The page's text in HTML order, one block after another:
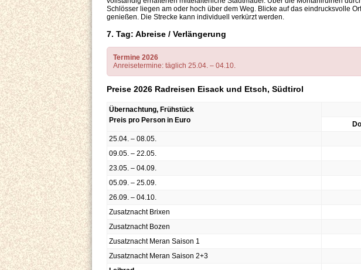
Schlösser liegen am oder hoch über dem Weg. Blicke auf das eindrucksvolle
genießen. Die Strecke kann individuell verkürzt werden.
7. Tag: Abreise / Verlängerung
Termine 2026
Anreisetermine: täglich 25.04. – 04.10.
Preise 2026 Radreisen Eisack und Etsch, Südtirol
Übernachtung, Frühstück
Preis pro Person in Euro
25.04. – 08.05.
09.05. – 22.05.
23.05. – 04.09.
05.09. – 25.09.
26.09. – 04.10.
Zusatznacht Brixen
Zusatznacht Bozen
Zusatznacht Meran Saison 1
Zusatznacht Meran Saison 2+3